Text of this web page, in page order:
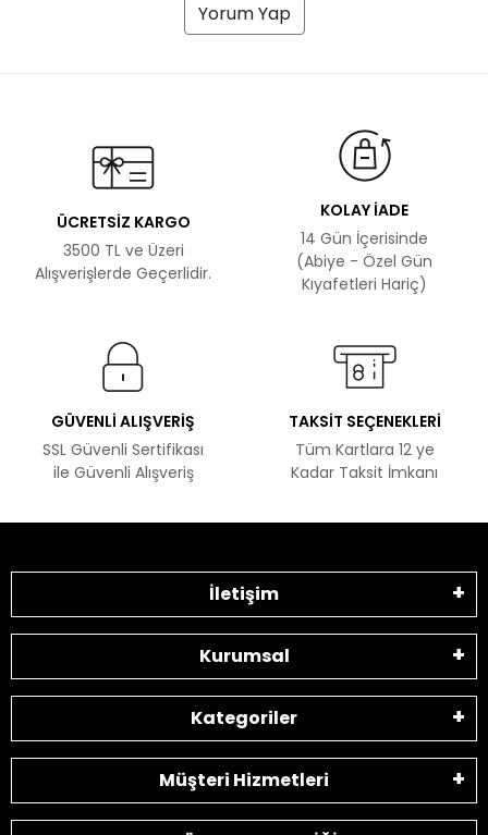
Yorum Yap
ÜCRETSİZ KARGO
3500 TL ve Üzeri
Alışverişlerde Geçerlidir.
KOLAY İADE
14 Gün İçerisinde
(Abiye - Özel Gün
Kıyafetleri Hariç)
GÜVENLİ ALIŞVERİŞ
SSL Güvenli Sertifikası
ile Güvenli Alışveriş
TAKSİT SEÇENEKLERİ
Tüm Kartlara 12 ye
Kadar Taksit İmkanı
İletişim
Kurumsal
Kategoriler
Müşteri Hizmetleri